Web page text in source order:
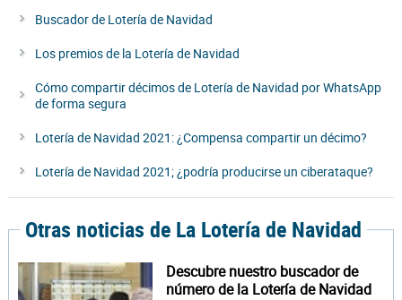
Buscador de Lotería de Navidad
Los premios de la Lotería de Navidad
Cómo compartir décimos de Lotería de Navidad por WhatsApp
de forma segura
Lotería de Navidad 2021: ¿Compensa compartir un décimo?
Lotería de Navidad 2021; ¿podría producirse un ciberataque?
Otras noticias de La Lotería de Navidad
Descubre nuestro buscador de
número de la Lotería de Navidad